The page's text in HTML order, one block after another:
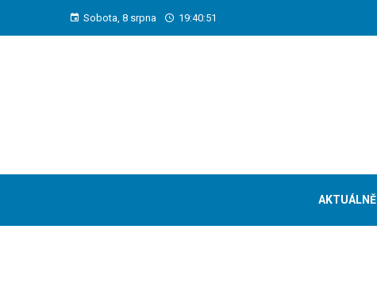
Sobota, 8 srpna 19:40:52
AKTUÁLNĚ